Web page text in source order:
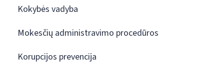
Kokybės vadyba
Mokesčių administravimo procedūros
Korupcijos prevencija